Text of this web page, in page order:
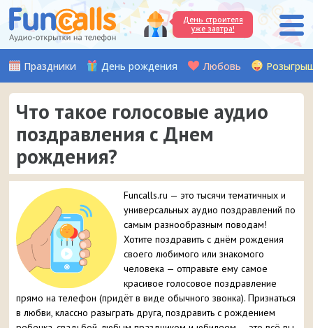
День строителя
уже завтра!
Праздники День рождения Любовь
Что такое голосовые аудио
поздравления с Днем
рождения?
Funcalls.ru — это тысячи тематичных и
универсальных аудио поздравлений по
самым разнообразным поводам!
Хотите поздравить с днём рождения
своего любимого или знакомого
человека — отправьте ему самое
красивое голосовое поздравление
прямо на телефон (придёт в виде обычного звонка). Признаться
в любви, классно разыграть друга, поздравить с рождением